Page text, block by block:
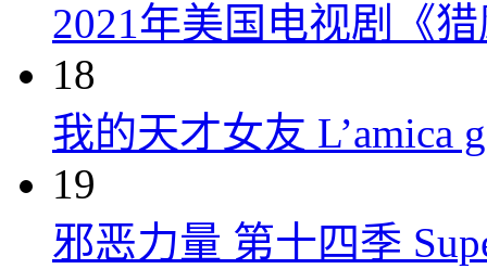
2021年美国电视剧《
18
我的天才女友 L’amica
19
邪恶力量 第十四季